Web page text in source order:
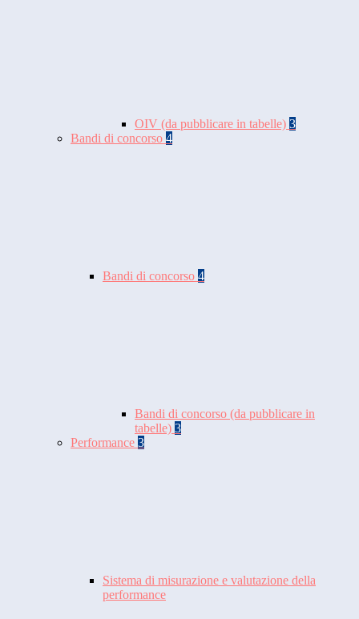
OIV (da pubblicare in tabelle) 3
Bandi di concorso 4
Bandi di concorso 4
Bandi di concorso (da pubblicare in
tabelle) 3
Performance 3
Sistema di misurazione e valutazione della
performance